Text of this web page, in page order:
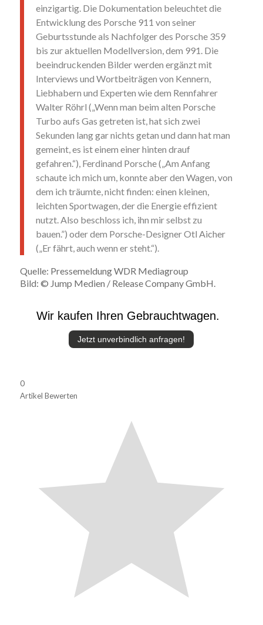
einzigartig. Die Dokumentation beleuchtet die
Entwicklung des Porsche 911 von seiner
Geburtsstunde als Nachfolger des Porsche 359
bis zur aktuellen Modellversion, dem 991. Die
beeindruckenden Bilder werden ergänzt mit
Interviews und Wortbeiträgen von Kennern,
Liebhabern und Experten wie dem Rennfahrer
Walter Röhrl („Wenn man beim alten Porsche
Turbo aufs Gas getreten ist, hat sich zwei
Sekunden lang gar nichts getan und dann hat man
gemeint, es ist einem einer hinten drauf
gefahren.“), Ferdinand Porsche („Am Anfang
schaute ich mich um, konnte aber den Wagen, von
dem ich träumte, nicht finden: einen kleinen,
leichten Sportwagen, der die Energie effizient
nutzt. Also beschloss ich, ihn mir selbst zu
bauen.”) oder dem Porsche-Designer Otl Aicher
(„Er fährt, auch wenn er steht.“).
Quelle: Pressemeldung WDR Mediagroup
Bild: © Jump Medien / Release Company GmbH.
Wir kaufen Ihren Gebrauchtwagen.
Jetzt unverbindlich anfragen!
0
Artikel Bewerten